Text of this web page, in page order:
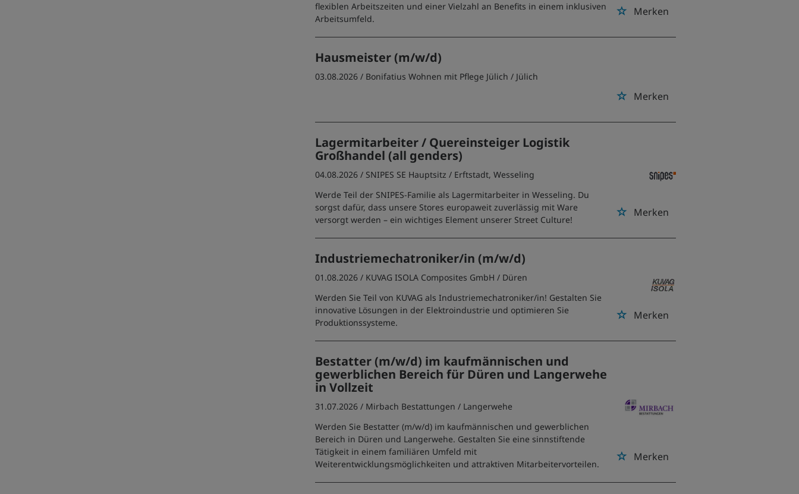
Merken
flexiblen Arbeitszeiten und einer Vielzahl an Benefits in einem inklusiven
Arbeitsumfeld.
Hausmeister (m/w/d)
Merken
03.08.2026 / Bonifatius Wohnen mit Pflege Jülich / Jülich
Lagermitarbeiter / Quereinsteiger Logistik
Großhandel (all genders)
Merken
04.08.2026 / SNIPES SE Hauptsitz / Erftstadt, Wesseling
Werde Teil der SNIPES-Familie als Lagermitarbeiter in Wesseling. Du
sorgst dafür, dass unsere Stores europaweit zuverlässig mit Ware
versorgt werden – ein wichtiges Element unserer Street Culture!
Industriemechatroniker/in (m/w/d)
Merken
01.08.2026 / KUVAG ISOLA Composites GmbH / Düren
Werden Sie Teil von KUVAG als Industriemechatroniker/in! Gestalten Sie
innovative Lösungen in der Elektroindustrie und optimieren Sie
Produktionssysteme.
Bestatter (m/w/d) im kaufmännischen und
gewerblichen Bereich für Düren und Langerwehe
in Vollzeit
Merken
31.07.2026 / Mirbach Bestattungen / Langerwehe
Werden Sie Bestatter (m/w/d) im kaufmännischen und gewerblichen
Bereich in Düren und Langerwehe. Gestalten Sie eine sinnstiftende
Tätigkeit in einem familiären Umfeld mit
Weiterentwicklungsmöglichkeiten und attraktiven Mitarbeitervorteilen.